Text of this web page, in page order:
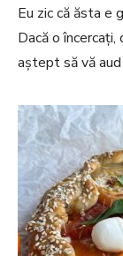
Eu zic că ăsta e
Dacă o
aștept să vă aud